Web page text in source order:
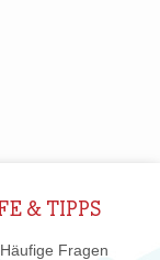
& TIPPS
Fragen